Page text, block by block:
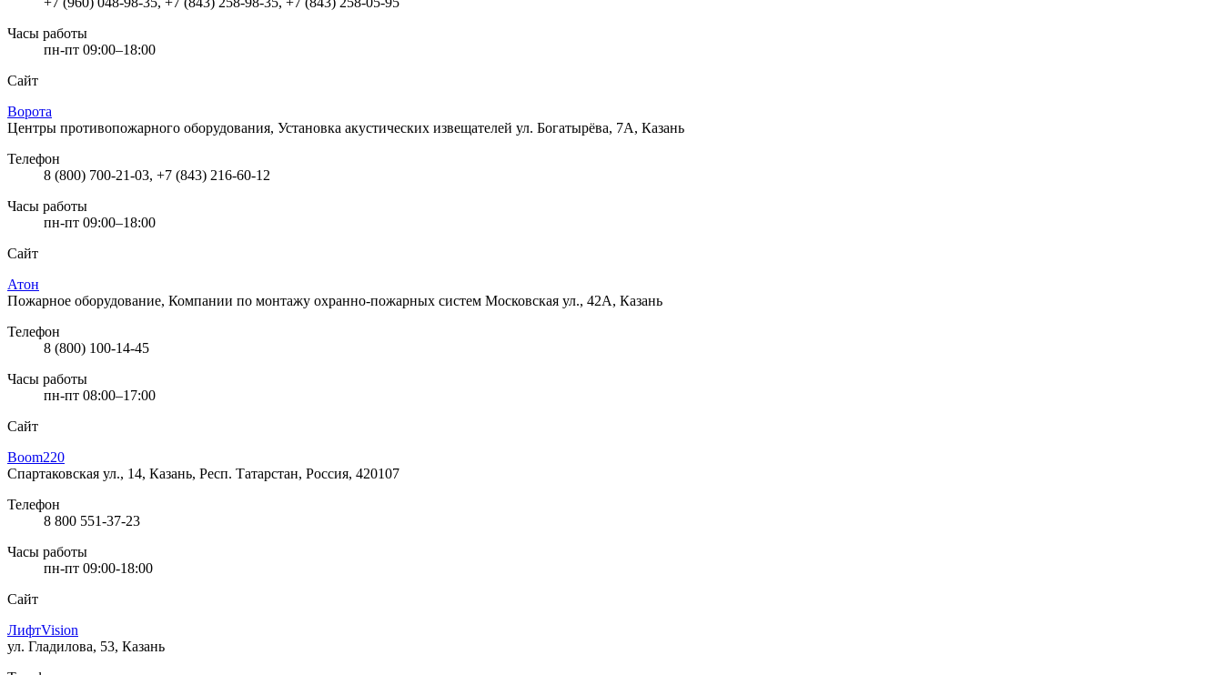
Часы работы
пн-пт 09:00–18:00
Сайт
Ворота
Центры противопожарного оборудования, Установка акустических извещателей ул. Богатырёва, 7А, Казань
Телефон
8 (800) 700-21-03, +7 (843) 216-60-12
Часы работы
пн-пт 09:00–18:00
Сайт
Атон
Пожарное оборудование, Компании по монтажу охранно-пожарных систем Московская ул., 42А, Казань
Телефон
8 (800) 100-14-45
Часы работы
пн-пт 08:00–17:00
Сайт
Boom220
Спартаковская ул., 14, Казань, Респ. Татарстан, Россия, 420107
Телефон
8 800 551-37-23
Часы работы
пн-пт 09:00-18:00
Сайт
ЛифтVision
ул. Гладилова, 53, Казань